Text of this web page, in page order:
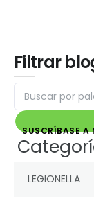
Filtrar
SUSCRÍBASE A
LEGIONELLA